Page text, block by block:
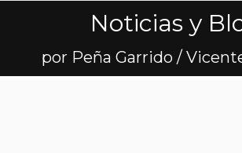
Noticias y
por Peña Garrido /
Estás aquí: